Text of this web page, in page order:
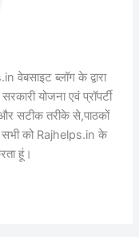
वेबसाइट ब्लॉग के द्वारा
योजना एवं प्रॉपर्टी
सटीक तरीके से,पाठकों
सभी को Rajhelps.in के
हूं।